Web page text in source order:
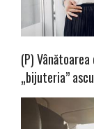
(P)
„bijuteria”